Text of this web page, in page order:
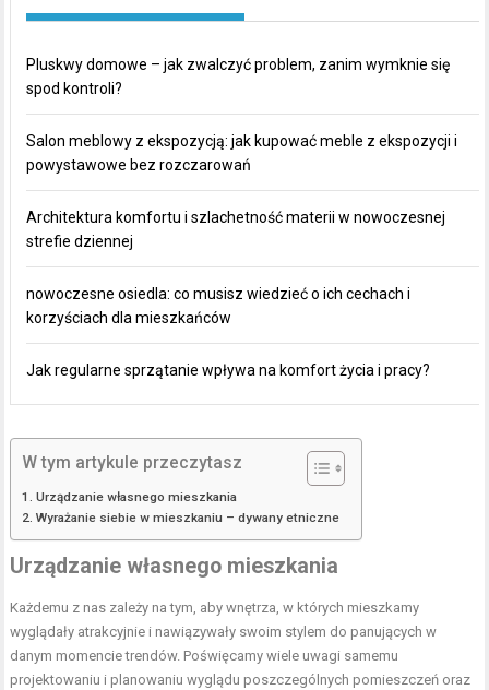
Pluskwy domowe – jak zwalczyć problem, zanim wymknie się
spod kontroli?
Salon meblowy z ekspozycją: jak kupować meble z ekspozycji i
powystawowe bez rozczarowań
Architektura komfortu i szlachetność materii w nowoczesnej
strefie dziennej
nowoczesne osiedla: co musisz wiedzieć o ich cechach i
korzyściach dla mieszkańców
Jak regularne sprzątanie wpływa na komfort życia i pracy?
W tym artykule przeczytasz
Urządzanie własnego mieszkania
Wyrażanie siebie w mieszkaniu – dywany etniczne
Urządzanie własnego mieszkania
Każdemu z nas zależy na tym, aby wnętrza, w których mieszkamy
wyglądały atrakcyjnie i nawiązywały swoim stylem do panujących w
danym momencie trendów. Poświęcamy wiele uwagi samemu
projektowaniu i planowaniu wyglądu poszczególnych pomieszczeń oraz